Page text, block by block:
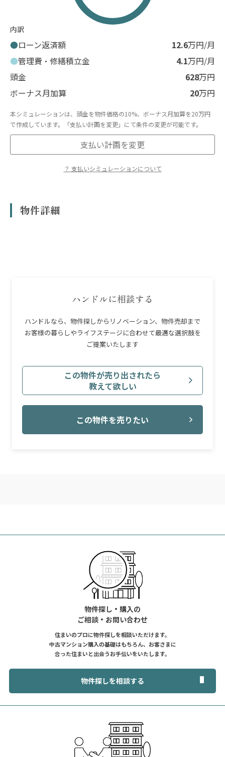
内訳
ローン返済額 12.6万円/月
管理費・修繕積立金
4.1万円/月
頭金
628万円
ボーナス月加算
20万円
本シミュレーションは、頭金を物件価格の10%、ボーナス月加算を20万円
で作成しています。「支払い計画を変更」にて条件の変更が可能です。
支払い計画を変更
？ 支払いシミュレーションについて
※物件の条件によってはローンが使えない場合があります。
※借入にあたっては金融機関による審査があり、お客様の収入、勤続年数、
※物件購入時には、仲介手数料、登記費用、火災保険料、ローン事務手数
※住宅ローン控除や各種給付金、不動産取得税等の減税措置については、個
別の条件により適用可否が異なります。詳細は担当者にご確認ください。
物件詳細
ハンドルに相談する
ハンドルなら、物件探しからリノベーション、物件売却まで
お客様の暮らしやライフステージに合わせて最適な選択肢を
ご提案いたします
この物件が売り出されたら
教えて欲しい
この物件を売りたい
物件探し・購入の
ご相談・お問い合わせ
住まいのプロに物件探しを相談いただけます。
中古マンション購入の基礎はもちろん、お客さまに
合った住まいと出会うお手伝いをいたします。
物件探しを相談する